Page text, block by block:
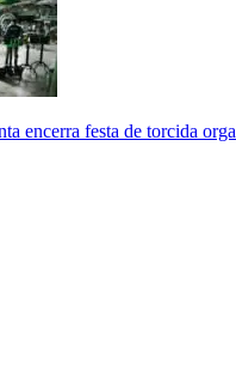
encerra festa de torcida